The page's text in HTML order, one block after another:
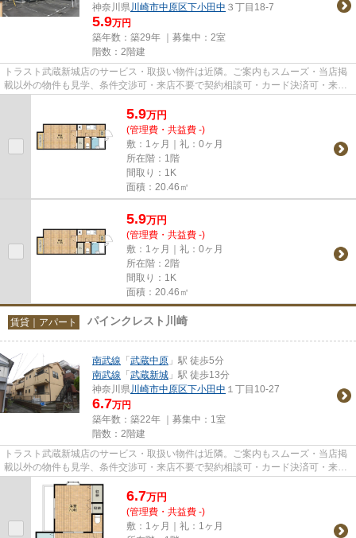
神奈川県川崎市中原区下小田中 ３丁目18-7
5.9万円
築年数：築29年 ｜募集中： 2室
階数：2階建
トラスト武蔵新城店のサービス・取扱い物件は近隣。ご案内もスムーズ・当店掲
載以外の物件も見学、条件交渉可・来店不要で契約相談可・カード決済可・来店
時無料駐車場有（要電話予約...
5.9万円
(管理費・共益費 -)
敷：1ヶ月｜礼：0ヶ月
所在階：1階
間取り：1K
面積：20.46㎡
5.9万円
(管理費・共益費 -)
敷：1ヶ月｜礼：0ヶ月
所在階：2階
間取り：1K
面積：20.46㎡
賃貸｜アパート パインクレスト川崎
南武線 「武蔵中原 」駅 徒歩5分
南武線 「武蔵新城 」駅 徒歩13分
神奈川県川崎市中原区下小田中 １丁目10-27
6.7万円
築年数：築22年 ｜募集中： 1室
階数：2階建
トラスト武蔵新城店のサービス・取扱い物件は近隣。ご案内もスムーズ・当店掲
載以外の物件も見学、条件交渉可・来店不要で契約相談可・カード決済可・来店
時無料駐車場有（要電話予約...
6.7万円
(管理費・共益費 -)
敷：1ヶ月｜礼：1ヶ月